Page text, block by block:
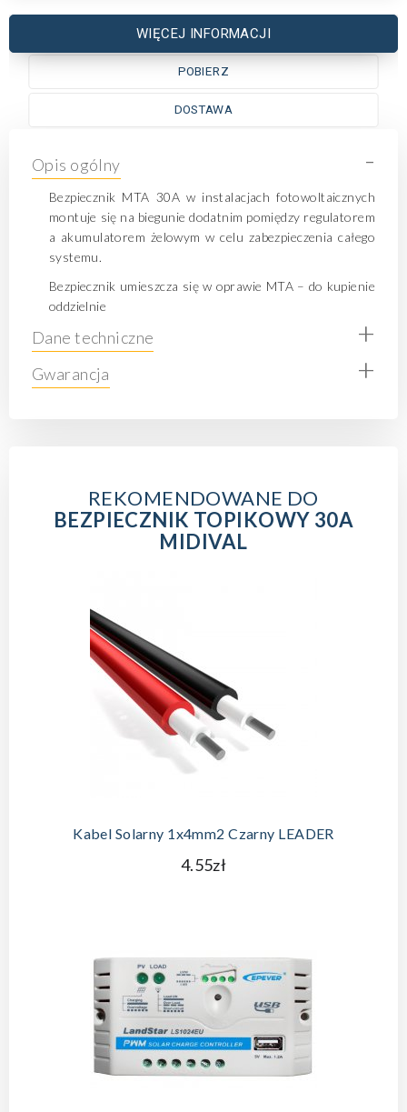
WIĘCEJ INFORMACJI
POBIERZ
DOSTAWA
Opis ogólny -
Bezpiecznik MTA 30A w instalacjach fotowoltaicznych
montuje się na biegunie dodatnim pomiędzy regulatorem
a akumulatorem żelowym w celu zabezpieczenia całego
systemu.
Bezpiecznik umieszcza się w oprawie MTA – do kupienie
oddzielnie
Dane techniczne +
Gwarancja +
REKOMENDOWANE DO
BEZPIECZNIK TOPIKOWY 30A
MIDIVAL
Kabel Solarny 1x4mm2 Czarny LEADER
4.55zł